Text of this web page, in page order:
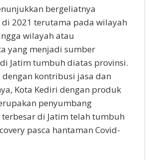
bergeliatnya
2021 terutama pada wilayah
wilayah atau
yang menjadi sumber
Jatim tumbuh diatas provinsi.
dengan kontribusi jasa dan
Kota Kediri dengan produk
penyumbang
di Jatim telah tumbuh
pasca hantaman Covid-